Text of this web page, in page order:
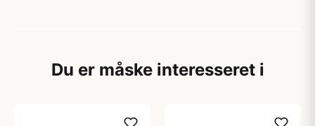
Du er måske interesseret i